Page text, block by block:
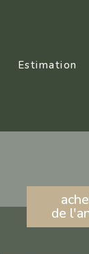
Estimation
de